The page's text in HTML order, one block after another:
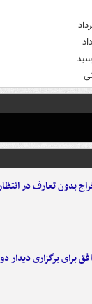
بدون تعارف در
برای برگزاری دیدار